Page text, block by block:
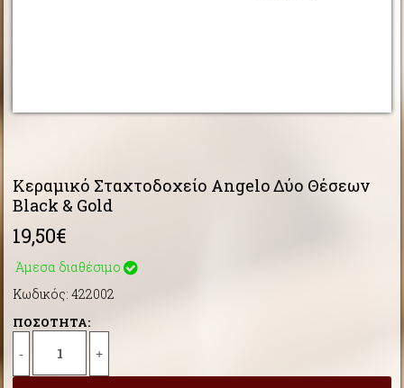
Κεραμικό Σταχτοδοχείο Angelo Δύο Θέσεων
Black & Gold
19,50€
Άμεσα διαθέσιμο
Κωδικός: 422002
ΠΟΣΟΤΗΤΑ:
- +